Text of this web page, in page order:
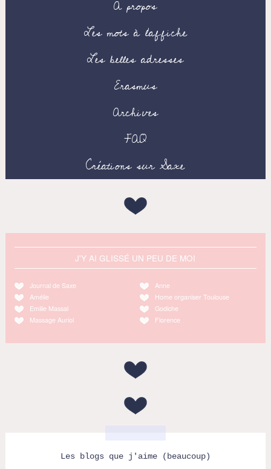
A propos
Les mots à l’affiche
Les belles adresses
Erasmus
Archives
FAQ
Créations sur Saxe
J'Y AI GLISSÉ UN PEU DE MOI
Journal de Saxe
Amélie
Emilie Massal
Massage Auriol
Anne
Home organiser Toulouse
Godiche
Florence
Les blogs que j'aime (beaucoup)